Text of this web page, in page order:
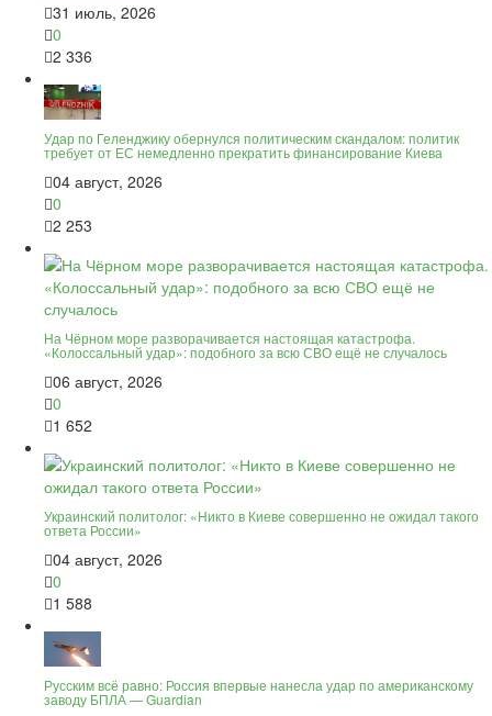
31 июль, 2026
0
2 336
Удар по Геленджику обернулся политическим скандалом: политик
требует от ЕС немедленно прекратить финансирование Киева
04 август, 2026
0
2 253
На Чёрном море разворачивается настоящая катастрофа.
«Колоссальный удар»: подобного за всю СВО ещё не случалось
06 август, 2026
0
1 652
Украинский политолог: «Никто в Киеве совершенно не ожидал такого
ответа России»
04 август, 2026
0
1 588
Русским всё равно: Россия впервые нанесла удар по американскому
заводу БПЛА — Guardian